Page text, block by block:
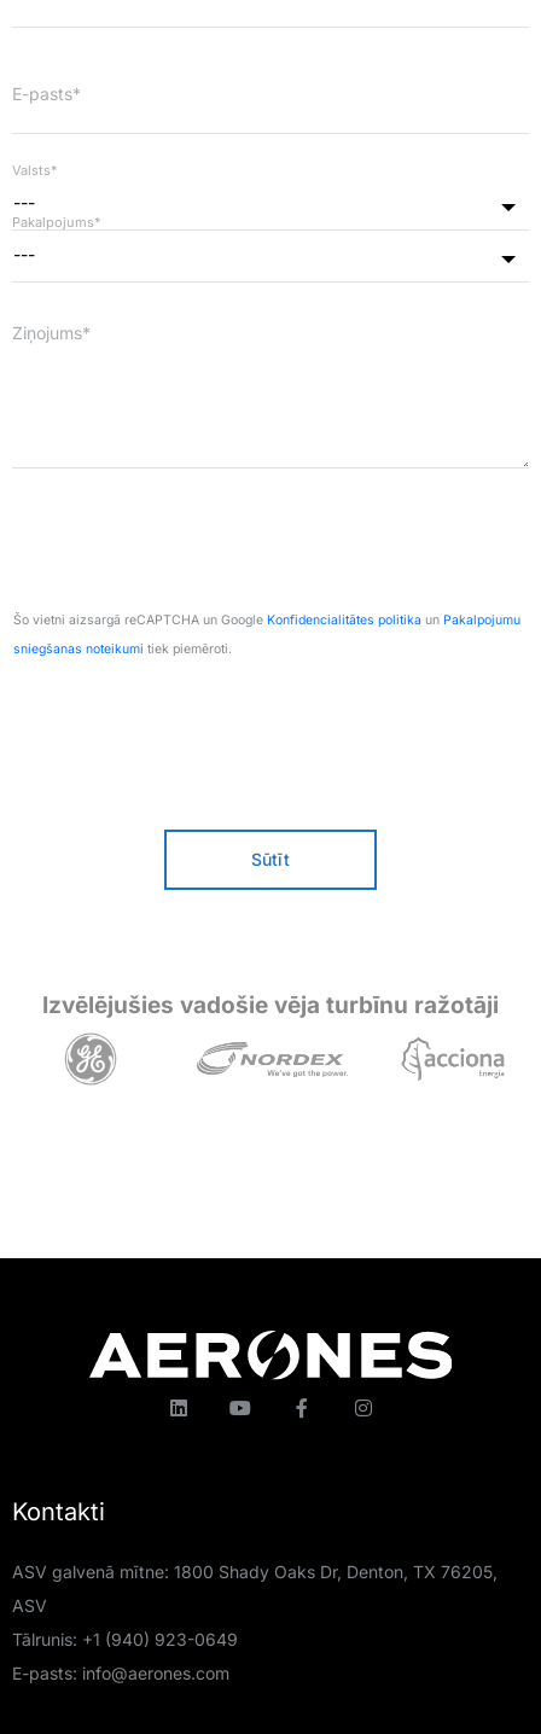
E-pasts*
---
Valsts*
---
Pakalpojums*
Ziņojums*
Šo vietni aizsargā reCAPTCHA un Google Konfidencialitātes politika un Pakalpojumu
sniegšanas noteikumi tiek piemēroti.
Sūtīt
Izvēlējušies vadošie vēja turbīnu ražotāji
Kontakti
ASV galvenā mītne: 1800 Shady Oaks Dr, Denton, TX 76205,
ASV
Tālrunis: +1 (940) 923-0649
E-pasts: info@aerones.com